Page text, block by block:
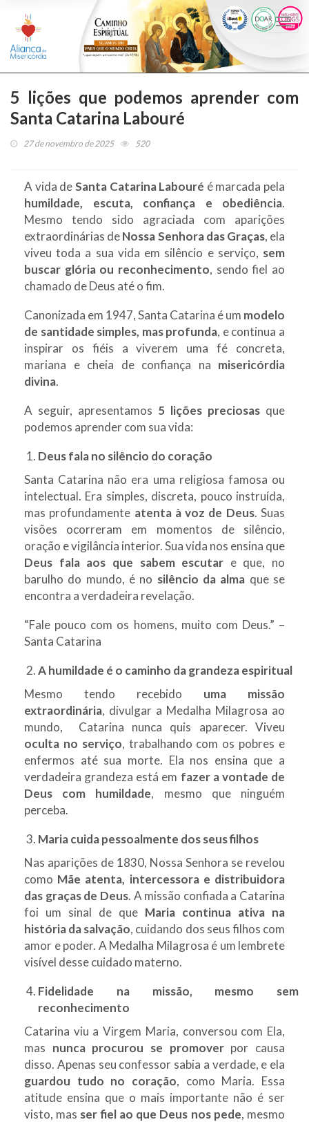
5 lições que podemos aprender com
Santa Catarina Labouré
27 de novembro de 2025 520
A vida deSanta Catarina Labouré é marcada pela
humildade, escuta, confiança e obediência.
Mesmo tendo sido agraciada com aparições
extraordinárias deNossa Senhora das Graças, ela
viveu toda a sua vida em silêncio e serviço, sem
buscar glória ou reconhecimento, sendo fiel ao
chamado de Deus até o fim.
Canonizada em 1947, Santa Catarina é um modelo
de santidade simples, mas profunda, e continua a
inspirar os fiéis a viverem uma fé concreta,
mariana e cheia de confiança na misericórdia
divina.
A seguir, apresentamos 5 lições preciosas que
podemos aprender com sua vida:
Deus fala no silêncio do coração
Santa Catarina não era uma religiosa famosa ou
intelectual. Era simples, discreta, pouco instruída,
mas profundamente atenta à voz de Deus. Suas
visões ocorreram em momentos de silêncio,
oração e vigilância interior. Sua vida nos ensina que
Deus fala aos que sabem escutar e que, no
barulho do mundo, é no silêncio da alma que se
encontra a verdadeira revelação.
“Fale pouco com os homens, muito com Deus.” –
Santa Catarina
A humildade é o caminho da grandeza espiritual
Mesmo tendo recebido uma missão
extraordinária, divulgar a Medalha Milagrosa ao
mundo, Catarina nunca quis aparecer. Viveu
oculta no serviço, trabalhando com os pobres e
enfermos até sua morte. Ela nos ensina que a
verdadeira grandeza está em fazer a vontade de
Deus com humildade, mesmo que ninguém
perceba.
Maria cuida pessoalmente dos seus filhos
Nas aparições de 1830, Nossa Senhora se revelou
como Mãe atenta, intercessora e distribuidora
das graças de Deus. A missão confiada a Catarina
foi um sinal de que Maria continua ativa na
história da salvação, cuidando dos seus filhos com
amor e poder. A Medalha Milagrosa é um lembrete
visível desse cuidado materno.
Fidelidade na missão, mesmo sem
reconhecimento
Catarina viu a Virgem Maria, conversou com Ela,
mas nunca procurou se promoverpor causa
disso. Apenas seu confessor sabia a verdade, e ela
guardou tudo no coração, como Maria. Essa
atitude ensina que o mais importante não é ser
visto, mas ser fiel ao que Deus nos pede, mesmo